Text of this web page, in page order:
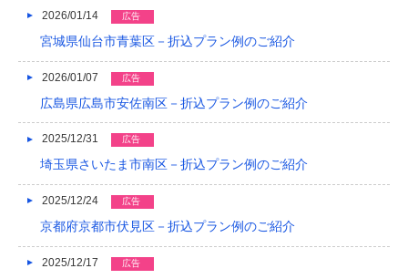
2019/04
2019/03
2019/01
2018/12
2018/11
2018/10
2018/09
2026/01/14 広告
宮城県仙台市青葉区－折込プラン例のご紹介
2026/01/07 広告
広島県広島市安佐南区－折込プラン例のご紹介
2025/12/31 広告
埼玉県さいたま市南区－折込プラン例のご紹介
2025/12/24 広告
京都府京都市伏見区－折込プラン例のご紹介
2025/12/17 広告